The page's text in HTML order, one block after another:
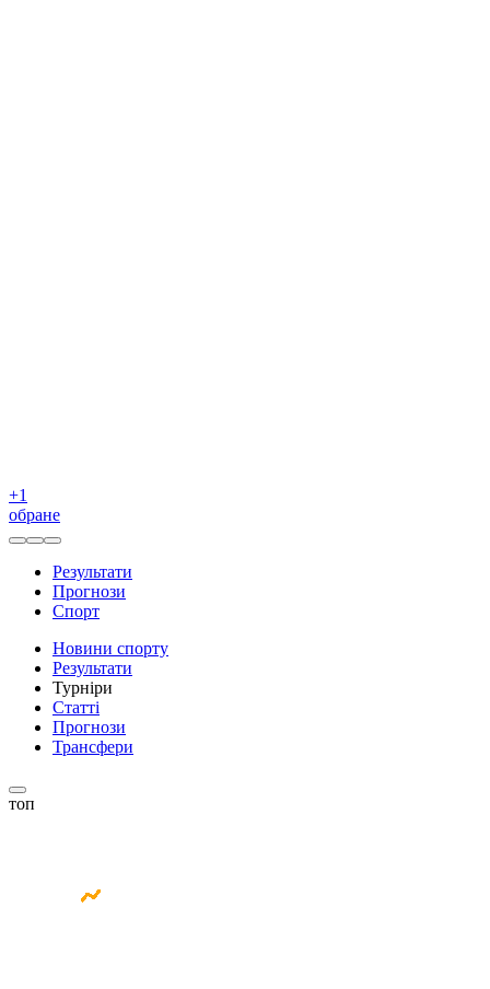
+1
обране
Результати
Прогнози
Спорт
Новини спорту
Результати
Турніри
Статті
Прогнози
Трансфери
топ